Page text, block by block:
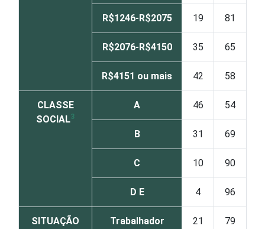
R$1246-R$2075 19 81
R$2076-R$4150 35 65
R$4151 ou mais 42 58
CLASSE
SOCIAL3
A 46 54
B 31 69
C 10 90
D E 4 96
SITUAÇÃO
Trabalhador 21 79